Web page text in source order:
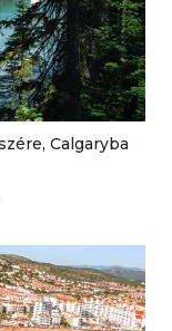
Calgaryba